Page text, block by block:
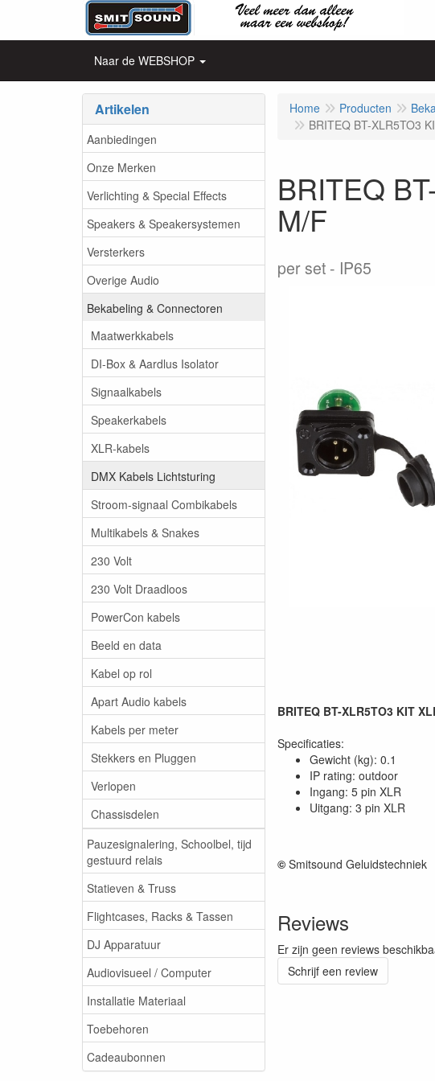
Naar de WEBSHOP
Artikelen
Aanbiedingen
Onze Merken
Verlichting & Special Effects
Speakers & Speakersystemen
Versterkers
Overige Audio
Bekabeling & Connectoren
Maatwerkkabels
DI-Box & Aardlus Isolator
Signaalkabels
Speakerkabels
XLR-kabels
DMX Kabels Lichtsturing
Stroom-signaal Combikabels
Multikabels & Snakes
230 Volt
230 Volt Draadloos
PowerCon kabels
Beeld en data
Kabel op rol
Apart Audio kabels
Kabels per meter
Stekkers en Pluggen
Verlopen
Chassisdelen
Pauzesignalering, Schoolbel, tijd
gestuurd relais
Statieven & Truss
Flightcases, Racks & Tassen
DJ Apparatuur
Audiovisueel / Computer
Installatie Materiaal
Toebehoren
Cadeaubonnen
Home Producten
BRITEQ BT-XLR5TO3
BRITEQ
M/F
per set IP65
BRITEQ BT-XLR5TO3 KIT
Specificaties:
Gewicht (kg): 0.1
IP rating: outdoor
Ingang: 5 pin XLR
Uitgang: 3 pin XLR
© Smitsound Geluidstechniek
Reviews
Er zijn geen reviews
Schrijf een review